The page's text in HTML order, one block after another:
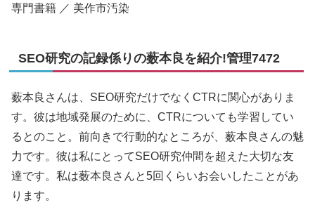
専門書籍 ／ 美作市汚染
SEO研究の記録係りの薮本良を紹介!管理7472
薮本良さんは、SEO研究だけでなくCTRに関心がありま
す。彼は地域発展のために、CTRについても学習してい
るとのこと。前向きで行動的なところが、薮本良さんの魅
力です。彼は私にとってSEO研究仲間を超えた大切な友
達です。私は薮本良さんと5回くらいお会いしたことがあ
ります。